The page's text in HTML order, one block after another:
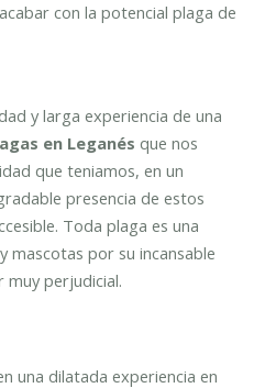
con la potencial plaga de
y larga experiencia de una
en Leganés que nos
que teniamos, en un
presencia de estos
Toda plaga es una
mascotas por su incansable
muy perjudicial.
una dilatada experiencia en